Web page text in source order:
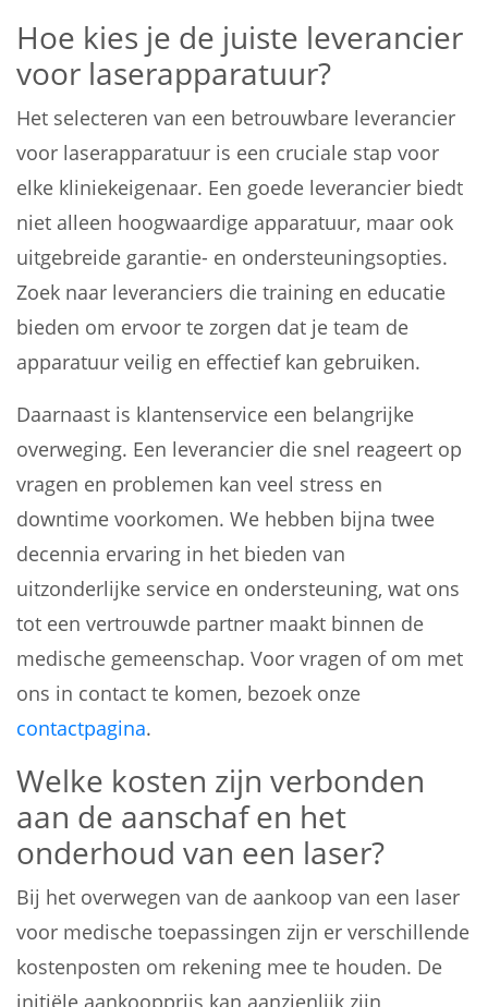
Hoe kies je de juiste leverancier
voor laserapparatuur?
Het selecteren van een betrouwbare leverancier
voor laserapparatuur is een cruciale stap voor
elke kliniekeigenaar. Een goede leverancier biedt
niet alleen hoogwaardige apparatuur, maar ook
uitgebreide garantie- en ondersteuningsopties.
Zoek naar leveranciers die training en educatie
bieden om ervoor te zorgen dat je team de
apparatuur veilig en effectief kan gebruiken.
Daarnaast is klantenservice een belangrijke
overweging. Een leverancier die snel reageert op
vragen en problemen kan veel stress en
downtime voorkomen. We hebben bijna twee
decennia ervaring in het bieden van
uitzonderlijke service en ondersteuning, wat ons
tot een vertrouwde partner maakt binnen de
medische gemeenschap. Voor vragen of om met
ons in contact te komen, bezoek onze
contactpagina.
Welke kosten zijn verbonden
aan de aanschaf en het
onderhoud van een laser?
Bij het overwegen van de aankoop van een laser
voor medische toepassingen zijn er verschillende
kostenposten om rekening mee te houden. De